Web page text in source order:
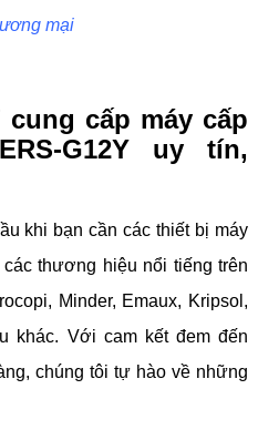
mại
cấp máy cấp
G12Y uy tín,
khi bạn cần các thiết bị máy
thương hiệu nổi tiếng trên
Minder, Emaux, Kripsol,
khác. Với cam kết đem đến
chúng tôi tự hào về những